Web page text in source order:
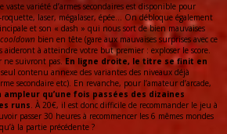
variété d’armes secondaires est disponible pour
roquette, laser, mégalaser, épée… On débloque également
et son « dash » qui nous sort de bien mauvaises
cooldown bien en tête (gare aux mauvaises surprises avec ce
aideront à atteindre votre but premier : exploser le score.
ne suivront pas. En ligne droite, le titre se finit en
contenu annexe des variantes des niveaux déjà
secondaire etc). En revanche, pour l’amateur d’arcade,
qu’une fois passées des dizaines
runs. À 20€, il est donc difficile de recommander le jeu à
passer 30 heures à recommencer les 6 mêmes mondes
la partie précédente ?